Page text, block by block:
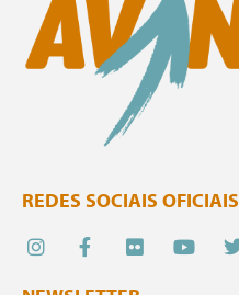
REDES SOCIAIS OFICIAIS